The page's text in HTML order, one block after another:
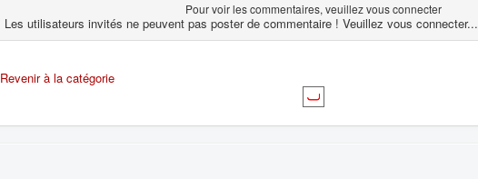
Pour voir les commentaires, veuillez vous connecter
Les utilisateurs invités ne peuvent pas poster de commentaire ! Veuillez vous connecter...
Revenir à la catégorie